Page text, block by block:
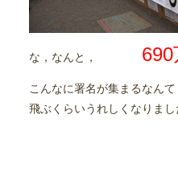
な，なんと， 690
こんなに署名が集まるなん
飛ぶくらいうれしくなりまし